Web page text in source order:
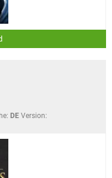
DE Version: